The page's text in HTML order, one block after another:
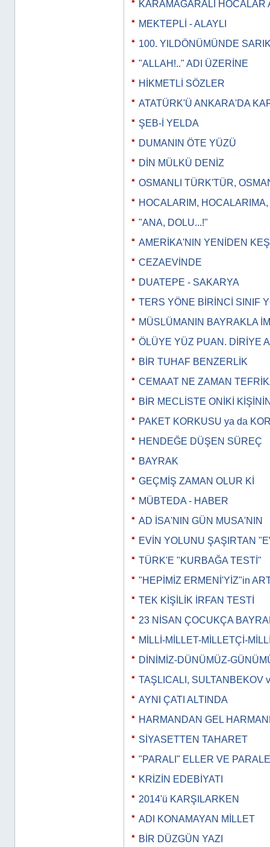
KARAMAĞARALI HOCALAR
MEKTEPLİ - ALAYLI
100. YILDÖNÜMÜNDE
"ALLAH!.." ADI ÜZERİNE
HİKMETLİ SÖZLER
ATATÜRK'Ü ANKARA'DA
ŞEB-İ YELDA
DUMANIN ÖTE YÜZÜ
DİN MÜLKÜ DENİZ
OSMANLI TÜRK'TÜR,
HOCALARIM,
"ANA, DOLU...!"
AMERİKA'NIN YENİDEN
CEZAEVİNDE
DUATEPE - SAKARYA
TERS YÖNE BİRİNCİ SINIF
MÜSLÜMANIN BAYRAKLA
ÖLÜYE YÜZ PUAN. DİRİYE
BİR TUHAF BENZERLİK
CEMAAT NE ZAMAN
BİR MECLİSTE ONİKİ
PAKET KORKUSU ya da
HENDEĞE DÜŞEN SÜREÇ
BAYRAK
GEÇMİŞ ZAMAN OLUR Kİ
MÜBTEDA - HABER
AD İSA'NIN GÜN MUSA'NIN
EVİN YOLUNU ŞAŞIRTAN
TÜRK'E "KURBAĞA TESTİ"
"HEPİMİZ ERMENİ'YİZ"in
TEK KİŞİLİK İRFAN TESTİ
23 NİSAN ÇOCUKÇA
MİLLİ-MİLLET-MİLLETÇİ-
DİNİMİZ-DÜNÜMÜZ-
TAŞLICALI, SULTANBEKOV
AYNI ÇATI ALTINDA
HARMANDAN GEL
SİYASETTEN TAHARET
"PARALI" ELLER VE
KRİZİN EDEBİYATI
2014'ü KARŞILARKEN
ADI KONAMAYAN MİLLET
BİR DÜZGÜN YAZI